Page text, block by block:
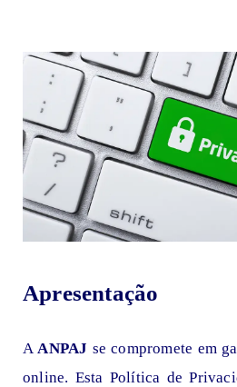
Apresentação
AANPAJ se compromete em
online. Esta Política de